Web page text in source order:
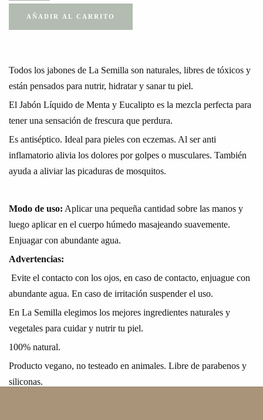
AÑADIR AL CARRITO
Todos los jabones de La Semilla son naturales, libres de tóxicos y
están pensados para nutrir, hidratar y sanar tu piel.
El Jabón Líquido de Menta y Eucalipto es la mezcla perfecta para
tener una sensación de frescura que perdura.
Es antiséptico. Ideal para pieles con eczemas. Al ser anti
inflamatorio alivia los dolores por golpes o musculares. También
ayuda a aliviar las picaduras de mosquitos.
Modo de uso: Aplicar una pequeña cantidad sobre las manos y
luego aplicar en el cuerpo húmedo masajeando suavemente.
Enjuagar con abundante agua.
Advertencias:
Evite el contacto con los ojos, en caso de contacto, enjuague con
abundante agua. En caso de irritación suspender el uso.
En La Semilla elegimos los mejores ingredientes naturales y
vegetales para cuidar y nutrir tu piel.
100% natural.
Producto vegano, no testeado en animales. Libre de parabenos y
siliconas.